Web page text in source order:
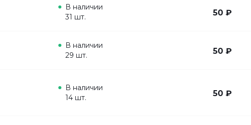
В наличии
31 шт.
50 ₽
В наличии
29 шт.
50 ₽
В наличии
14 шт.
50 ₽